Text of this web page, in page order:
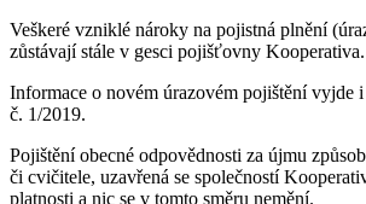
Veškeré vzniklé nároky na pojistná plnění
zůstávají stále v gesci pojišťovny Kooperativa.
Informace o novém úrazovém pojištění vyjde
č. 1/2019.
Pojištění obecné odpovědnosti za újmu
či cvičitele, uzavřená se společností
platnosti a nic se v tomto směru nemění.